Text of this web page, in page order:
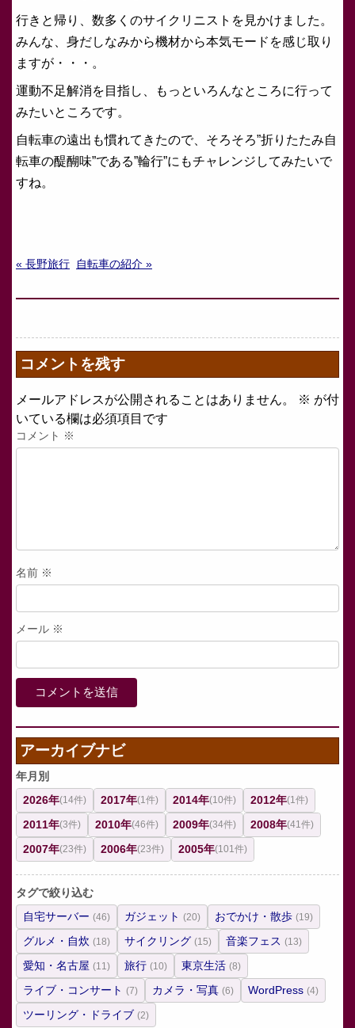
行きと帰り、数多くのサイクリニストを見かけました。
みんな、身だしなみから機材から本気モードを感じ取り
ますが・・・。
運動不足解消を目指し、もっといろんなところに行って
みたいところです。
自転車の遠出も慣れてきたので、そろそろ”折りたたみ自
転車の醍醐味”である”輪行”にもチャレンジしてみたいで
すね。
« 長野旅行 自転車の紹介 »
コメントを残す
メールアドレスが公開されることはありません。 ※ が付
いている欄は必須項目です
コメント ※
名前 ※
メール ※
アーカイブナビ
年月別
2026年(14件) 2017年(1件) 2014年(10件) 2012年(1件)
2011年(3件) 2010年(46件) 2009年(34件) 2008年(41件)
2007年(23件) 2006年(23件) 2005年(101件)
タグで絞り込む
自宅サーバー (46) ガジェット (20) おでかけ・散歩 (19)
グルメ・自炊 (18) サイクリング (15) 音楽フェス (13)
愛知・名古屋 (11) 旅行 (10) 東京生活 (8)
ライブ・コンサート (7) カメラ・写真 (6) WordPress (4)
ツーリング・ドライブ (2)